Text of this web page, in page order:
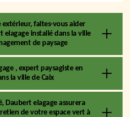
extérieur, faites-vous aider
elagage installé dans la ville
de paysage
, expert paysagiste en
la ville de Caix
Daubert elagage assurera
de votre espace vert à